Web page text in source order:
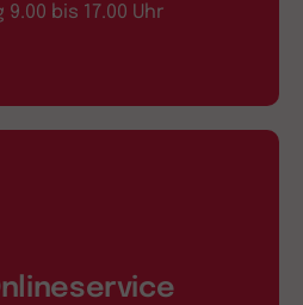
bis 17.00 Uhr